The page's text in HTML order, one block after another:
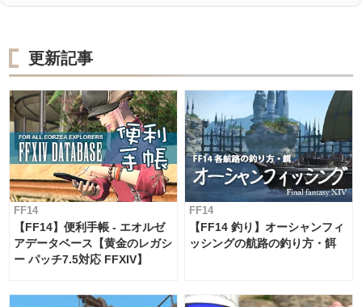
更新記事
FF14
【FF14】便利手帳 - エオルゼ
アデータベース【黄金のレガシ
ー パッチ7.5対応 FFXIV】
FF14
【FF14 釣り】オーシャンフィ
ッシングの航路の釣り方・餌